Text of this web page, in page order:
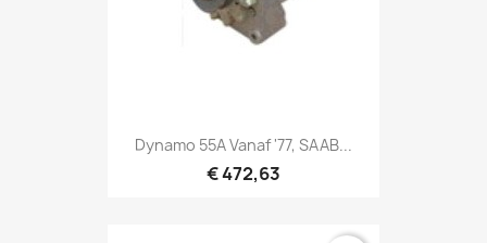
Dynamo 55A Vanaf '77, SAAB...
€ 472,63